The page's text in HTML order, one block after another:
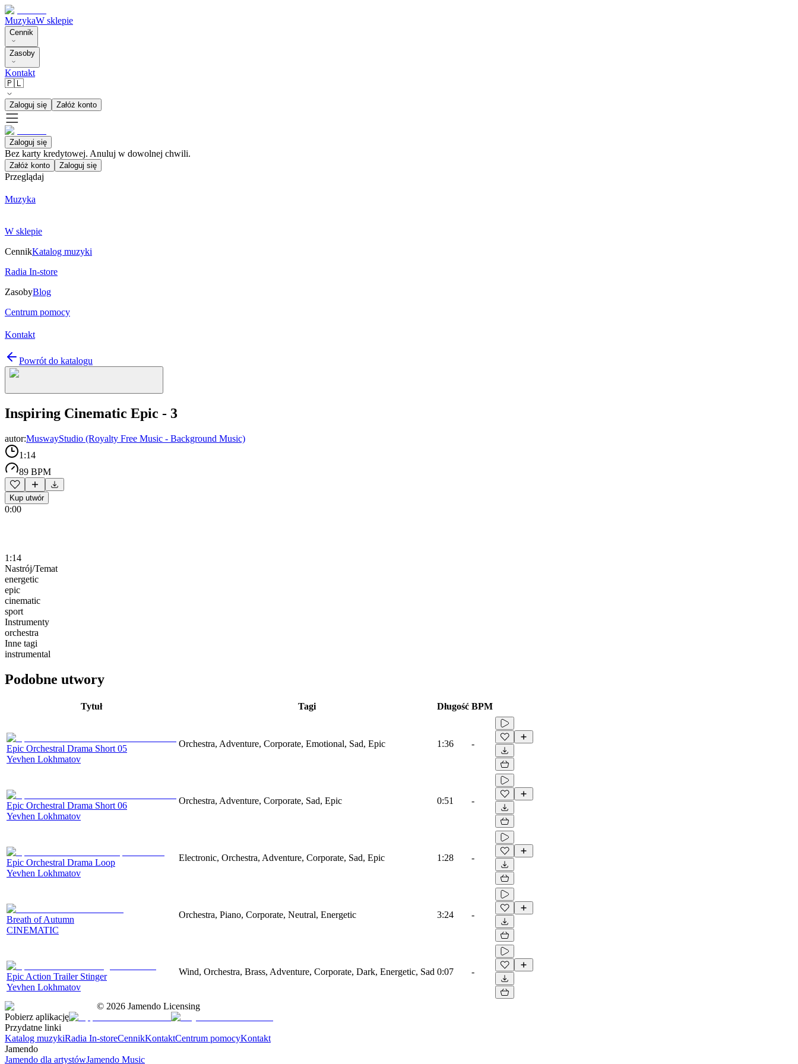
MuzykaW sklepie
Cennik
Zasoby
Kontakt
🇵🇱
Zaloguj się Załóż konto
Zaloguj się
Bez karty kredytowej. Anuluj w dowolnej chwili.
Załóż konto Zaloguj się
Przeglądaj
Muzyka
W sklepie
CennikKatalog muzyki
Radia In-store
ZasobyBlog
Centrum pomocy
Kontakt
Powrót do katalogu
Inspiring Cinematic Epic - 3
autor:MuswayStudio (Royalty Free Music - Background Music)
1:14
89 BPM
Kup utwór
0:00
1:14
Nastrój/Temat
energetic
epic
cinematic
sport
Instrumenty
orchestra
Inne tagi
instrumental
Podobne utwory
Tytuł Tagi Długość BPM
Epic Orchestral Drama Short 05
Yevhen Lokhmatov
Orchestra, Adventure, Corporate, Emotional, Sad, Epic 1:36 -
Epic Orchestral Drama Short 06
Yevhen Lokhmatov
Orchestra, Adventure, Corporate, Sad, Epic 0:51 -
Epic Orchestral Drama Loop
Yevhen Lokhmatov
Electronic, Orchestra, Adventure, Corporate, Sad, Epic 1:28 -
Breath of Autumn
CINEMATIC
Orchestra, Piano, Corporate, Neutral, Energetic 3:24 -
Epic Action Trailer Stinger
Yevhen Lokhmatov
Wind, Orchestra, Brass, Adventure, Corporate, Dark, Energetic, Sad 0:07 -
© 2026 Jamendo Licensing
Pobierz aplikację
Przydatne linki
Katalog muzykiRadia In-storeCennikKontaktCentrum pomocyKontakt
Jamendo
Jamendo dla artystówJamendo Music